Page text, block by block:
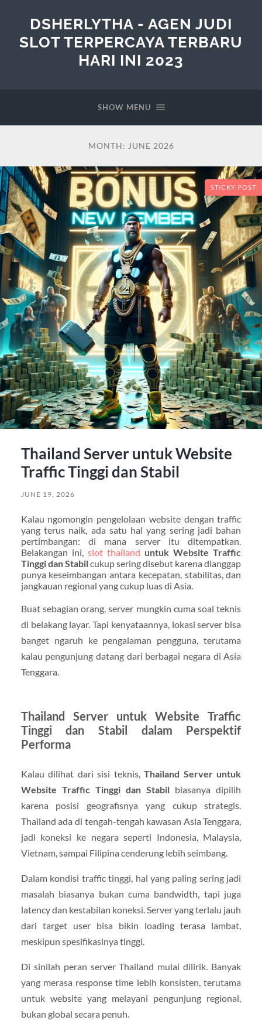
DSHERLYTHA - AGEN JUDI
SLOT TERPERCAYA TERBARU
HARI INI 2023
SHOW MENU
MONTH: JUNE 2026
STICKY POST
Thailand Server untuk Website
Traffic Tinggi dan Stabil
JUNE 19, 2026
Kalau ngomongin pengelolaan website dengan traffic
yang terus naik, ada satu hal yang sering jadi bahan
pertimbangan: di mana server itu ditempatkan.
Belakangan ini, slot thailand untuk Website Traffic
Tinggi dan Stabilcukup sering disebut karena dianggap
punya keseimbangan antara kecepatan, stabilitas, dan
jangkauan regional yang cukup luas di Asia.
Buat sebagian orang, server mungkin cuma soal teknis
di belakang layar. Tapi kenyataannya, lokasi server bisa
banget ngaruh ke pengalaman pengguna, terutama
kalau pengunjung datang dari berbagai negara di Asia
Tenggara.
Thailand Server untuk Website Traffic
Tinggi dan Stabil dalam Perspektif
Performa
Kalau dilihat dari sisi teknis,Thailand Server untuk
Website Traffic Tinggi dan Stabil biasanya dipilih
karena posisi geografisnya yang cukup strategis.
Thailand ada di tengah-tengah kawasan Asia Tenggara,
jadi koneksi ke negara seperti Indonesia, Malaysia,
Vietnam, sampai Filipina cenderung lebih seimbang.
Dalam kondisi traffic tinggi, hal yang paling sering jadi
masalah biasanya bukan cuma bandwidth, tapi juga
latency dan kestabilan koneksi. Server yang terlalu jauh
dari target user bisa bikin loading terasa lambat,
meskipun spesifikasinya tinggi.
Di sinilah peran server Thailand mulai dilirik. Banyak
yang merasa response time lebih konsisten, terutama
untuk website yang melayani pengunjung regional,
bukan global secara penuh.